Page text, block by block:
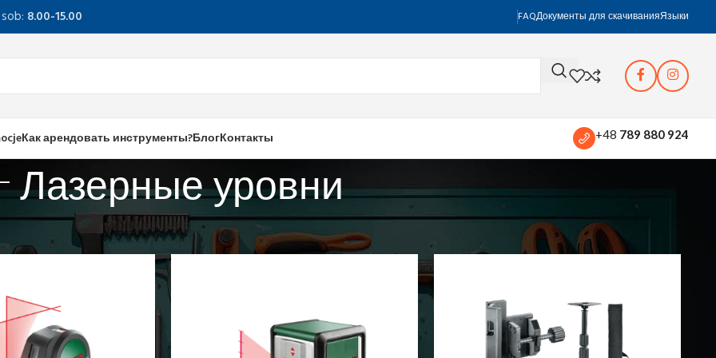
8.00-15.00 FAQДокументы для скачиванияЯзыки
Как арендовать инструменты?БлогКонтакты +48 789 880 924
Лазерные уровни
инструменты Лазерные уровни Показать 12 24 36